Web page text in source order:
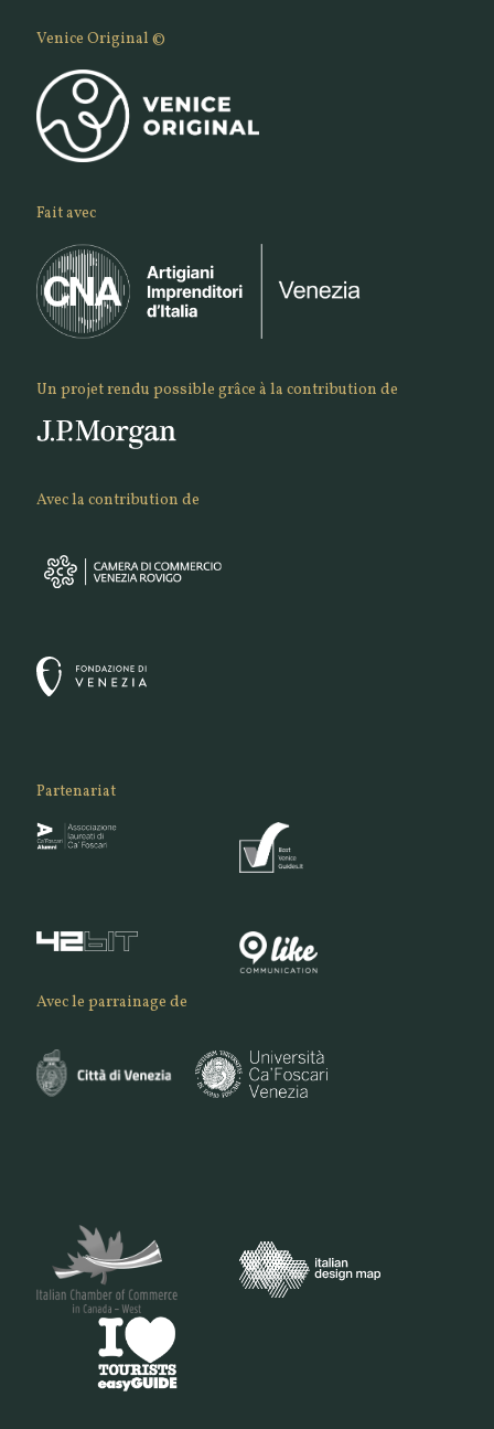
Venice Original ©
Fait avec
Un projet rendu possible grâce à la contribution de
Avec la contribution de
Partenariat
Avec le parrainage de